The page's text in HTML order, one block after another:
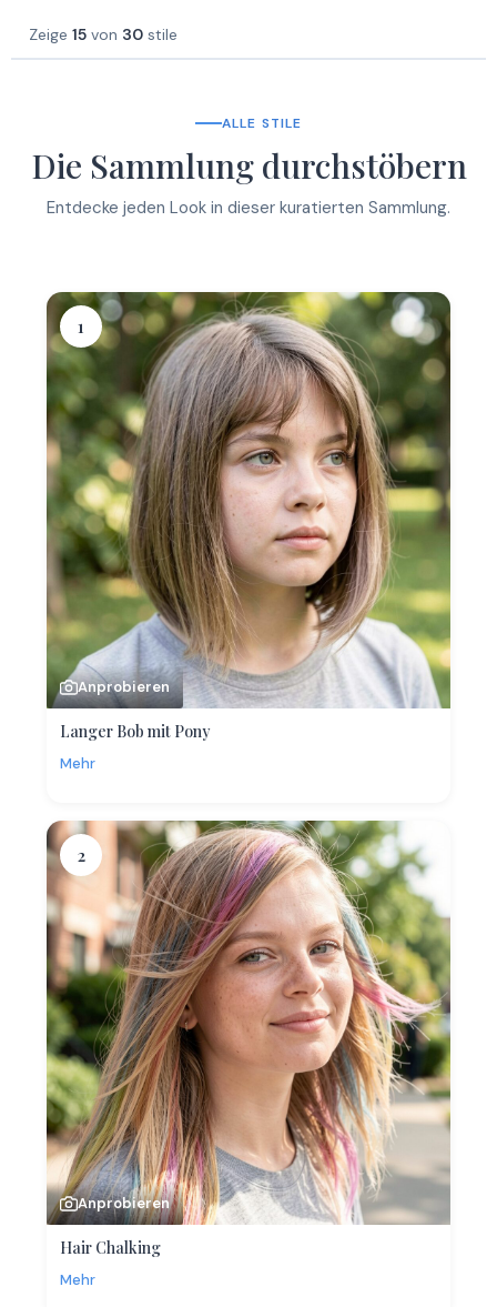
Zeige 15 von 30 stile
ALLE STILE
Die Sammlung durchstöbern
Entdecke jeden Look in dieser kuratierten Sammlung.
1
Anprobieren
Langer Bob mit Pony
Mehr
2
Anprobieren
Hair Chalking
Mehr